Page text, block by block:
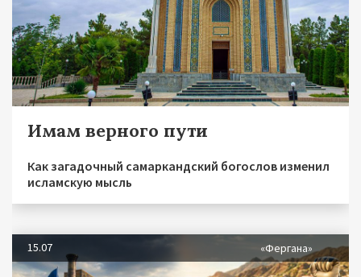
Имам верного пути
Как загадочный самаркандский богослов изменил
исламскую мысль
15.07 «Фергана»